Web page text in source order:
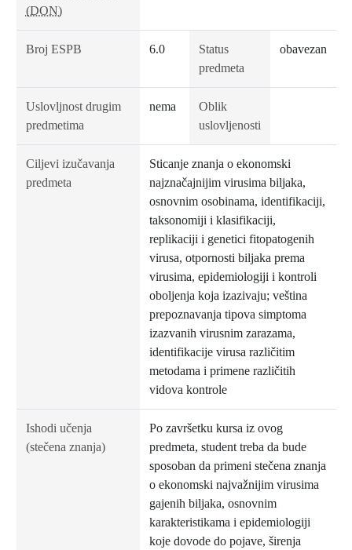
(DON)
Broj ESPB 6.0
Status
predmeta
obavezan
Uslovljnost drugim
predmetima
nema
Oblik
uslovljenosti
Ciljevi izučavanja
predmeta
Sticanje znanja o ekonomski
najznačajnijim virusima biljaka,
osnovnim osobinama, identifikaciji,
taksonomiji i klasifikaciji,
replikaciji i genetici fitopatogenih
virusa, otpornosti biljaka prema
virusima, epidemiologiji i kontroli
oboljenja koja izazivaju; veština
prepoznavanja tipova simptoma
izazvanih virusnim zarazama,
identifikacije virusa različitim
metodama i primene različitih
vidova kontrole
Ishodi učenja
(stečena znanja)
Po završetku kursa iz ovog
predmeta, student treba da bude
sposoban da primeni stečena znanja
o ekonomski najvažnijim virusima
gajenih biljaka, osnovnim
karakteristikama i epidemiologiji
koje dovode do pojave, širenja